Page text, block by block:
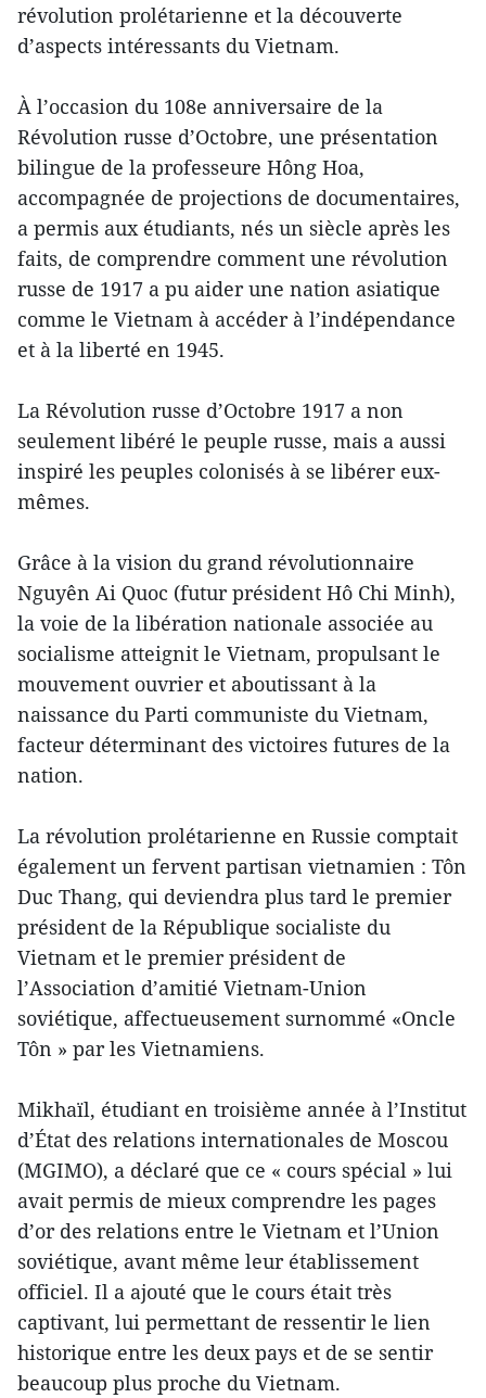
révolution prolétarienne et la découverte
d’aspects intéressants du Vietnam.
À l’occasion du 108e anniversaire de la
Révolution russe d’Octobre, une présentation
bilingue de la professeure Hông Hoa,
accompagnée de projections de documentaires,
a permis aux étudiants, nés un siècle après les
faits, de comprendre comment une révolution
russe de 1917 a pu aider une nation asiatique
comme le Vietnam à accéder à l’indépendance
et à la liberté en 1945.
La Révolution russe d’Octobre 1917 a non
seulement libéré le peuple russe, mais a aussi
inspiré les peuples colonisés à se libérer eux-
mêmes.
Grâce à la vision du grand révolutionnaire
Nguyên Ai Quoc (futur président Hô Chi Minh),
la voie de la libération nationale associée au
socialisme atteignit le Vietnam, propulsant le
mouvement ouvrier et aboutissant à la
naissance du Parti communiste du Vietnam,
facteur déterminant des victoires futures de la
nation.
La révolution prolétarienne en Russie comptait
également un fervent partisan vietnamien : Tôn
Duc Thang, qui deviendra plus tard le premier
président de la République socialiste du
Vietnam et le premier président de
l’Association d’amitié Vietnam-Union
soviétique, affectueusement surnommé «Oncle
Tôn » par les Vietnamiens.
Mikhaïl, étudiant en troisième année à l’Institut
d’État des relations internationales de Moscou
(MGIMO), a déclaré que ce « cours spécial » lui
avait permis de mieux comprendre les pages
d’or des relations entre le Vietnam et l’Union
soviétique, avant même leur établissement
officiel. Il a ajouté que le cours était très
captivant, lui permettant de ressentir le lien
historique entre les deux pays et de se sentir
beaucoup plus proche du Vietnam.